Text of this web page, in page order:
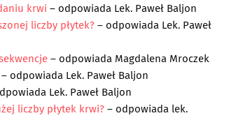
krwi – odpowiada Lek. Paweł Baljon
liczby płytek?– odpowiada Lek. Paweł
– odpowiada Magdalena Mroczek
– odpowiada Lek. Paweł Baljon
Lek. Paweł Baljon
liczby płytek krwi?– odpowiada lek.